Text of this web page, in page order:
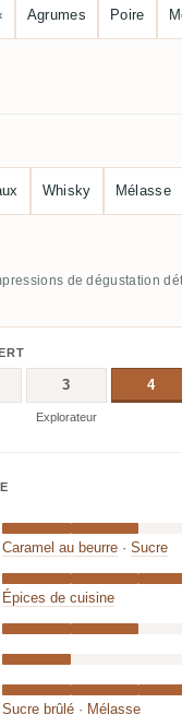
Agrumes Poire
Whisky Mélasse
de dégustation
3 4
Explorateur
Caramel au beurre · Sucre
Épices de cuisine
Sucre brûlé · Mélasse